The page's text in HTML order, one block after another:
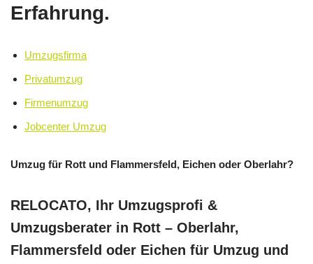
Erfahrung.
Umzugsfirma
Privatumzug
Firmenumzug
Jobcenter Umzug
Umzug für Rott und Flammersfeld, Eichen oder Oberlahr?
RELOCATO, Ihr Umzugsprofi &
Umzugsberater in Rott – Oberlahr,
Flammersfeld oder Eichen für Umzug und